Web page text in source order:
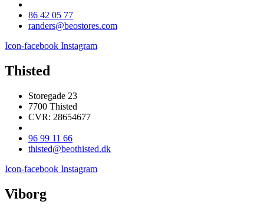
86 42 05 77
randers@beostores.com
Icon-facebook Instagram
Thisted
Storegade 23
7700 Thisted
CVR: 28654677
96 99 11 66
thisted@beothisted.dk
Icon-facebook Instagram
Viborg